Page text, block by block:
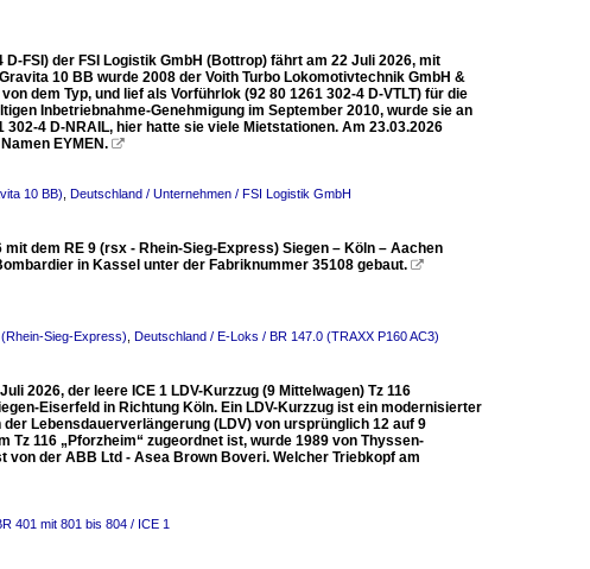
FSI) der FSI Logistik GmbH (Bottrop) fährt am 22 Juli 2026, mit
10 BB wurde 2008 der Voith Turbo Lokomotivtechnik GmbH &
dem Typ, und lief als Vorführlok (92 80 1261 302-4 D-VTLT) für die
Inbetriebnahme-Genehmigung im September 2010, wurde sie an
4 D-NRAIL, hier hatte sie viele Mietstationen. Am 23.03.2026
EYMEN. 
10 BB) Deutschland / Unternehmen / FSI Logistik GmbH
dem RE 9 (rsx - Rhein-Sieg-Express) Siegen – Köln – Aachen
in Kassel unter der Fabriknummer 35108 gebaut. 
Sieg-Express) Deutschland / E-Loks / BR 147.0 (TRAXX P160 AC3)
2026, der leere ICE 1 LDV-Kurzzug (9 Mittelwagen) Tz 116
Eiserfeld in Richtung Köln. Ein LDV-Kurzzug ist ein modernisierter
Lebensdauerverlängerung (LDV) von ursprünglich 12 auf 9
116 „Pforzheim“ zugeordnet ist, wurde 1989 von Thyssen-
der ABB Ltd - Asea Brown Boveri. Welcher Triebkopf am
401 mit 801 bis 804 / ICE 1